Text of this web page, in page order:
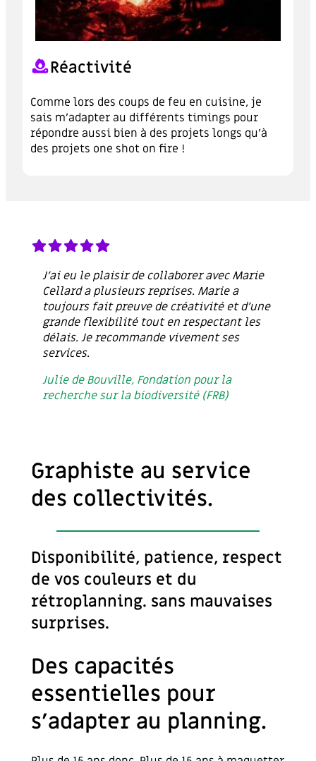
Réactivité
Comme lors des coups de feu en cuisine, je
sais m’adapter au différents timings pour
répondre aussi bien à des projets longs qu’à
des projets one shot on fire !
J’ai eu le plaisir de collaborer avec Marie
Cellard a plusieurs reprises. Marie a
toujours fait preuve de créativité et d’une
grande flexibilité tout en respectant les
délais. Je recommande vivement ses
services.
Julie de Bouville, Fondation pour la
recherche sur la biodiversité (FRB)
Graphiste au service
des collectivités.
Disponibilité, patience, respect
de vos couleurs et du
rétroplanning. sans mauvaises
surprises.
Des capacités
essentielles pour
s’adapter au planning.